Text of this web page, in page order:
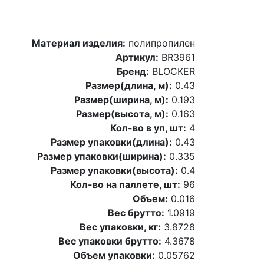
Материал изделия: полипропилен
Артикул: BR3961
Бренд: BLOCKER
Размер(длина, м): 0.43
Размер(ширина, м): 0.193
Размер(высота, м): 0.163
Кол-во в уп, шт: 4
Размер упаковки(длина): 0.43
Размер упаковки(ширина): 0.335
Размер упаковки(высота): 0.4
Кол-во на паллете, шт: 96
Объем: 0.016
Вес брутто: 1.0919
Вес упаковки, кг: 3.8728
Вес упаковки брутто: 4.3678
Объем упаковки: 0.05762